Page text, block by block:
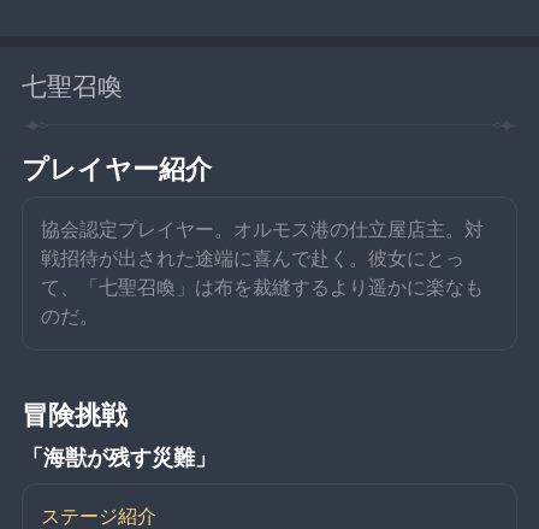
七聖召喚
プレイヤー紹介
協会認定プレイヤー。オルモス港の仕立屋店主。対
戦招待が出された途端に喜んで赴く。彼女にとっ
て、「七聖召喚」は布を裁縫するより遥かに楽なも
のだ。
冒険挑戦
「海獣が残す災難」
ステージ紹介